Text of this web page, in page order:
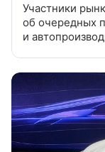
Участники
об очередных
и
рынок